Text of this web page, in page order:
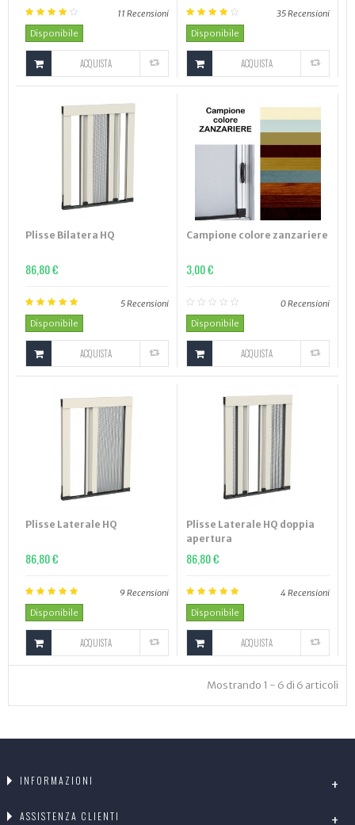
11 Recensioni
Disponibile
ACQUISTA
35Recensioni
Disponibile
ACQUISTA
Plisse Bilatera HQ
86,80 €
5Recensioni
Disponibile
ACQUISTA
Campione colore zanzariere
3,00 €
0Recensioni
Disponibile
ACQUISTA
Plisse Laterale HQ
86,80 €
9Recensioni
Disponibile
ACQUISTA
Plisse Laterale HQ doppia
apertura
86,80 €
4Recensioni
Disponibile
ACQUISTA
Mostrando 1 - 6 di 6 articoli
INFORMAZIONI
ASSISTENZA CLIENTI